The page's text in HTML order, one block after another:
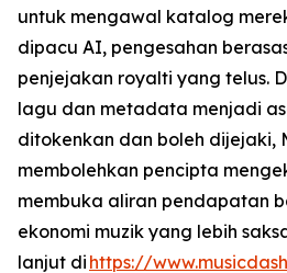
untuk mengawal katalog
dipacu AI, pengesahan
penjejakan royalti yang telus.
lagu dan metadata menjadi
ditokenkan dan boleh dijejaki,
membolehkan pencipta
membuka aliran pendapatan
ekonomi muzik yang lebih
lanjut di https://